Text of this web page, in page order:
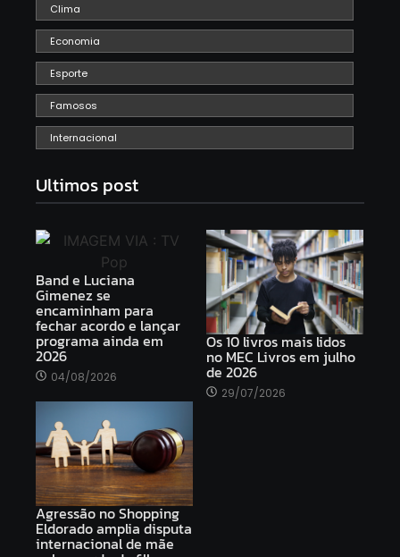
Clima
Economia
Esporte
Famosos
Internacional
Ultimos post
Band e Luciana
Gimenez se
encaminham para
fechar acordo e lançar
programa ainda em
2026
04/08/2026
Os 10 livros mais lidos
no MEC Livros em julho
de 2026
29/07/2026
Agressão no Shopping
Eldorado amplia disputa
internacional de mãe